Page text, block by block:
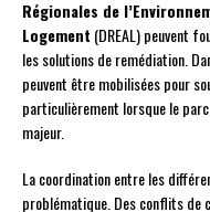
Régionales de
Logement (DREAL) peuvent
les solutions de remédiation.
peuvent être mobilisées pour
particulièrement lorsque le
majeur.
La coordination entre les
problématique. Des conflits de